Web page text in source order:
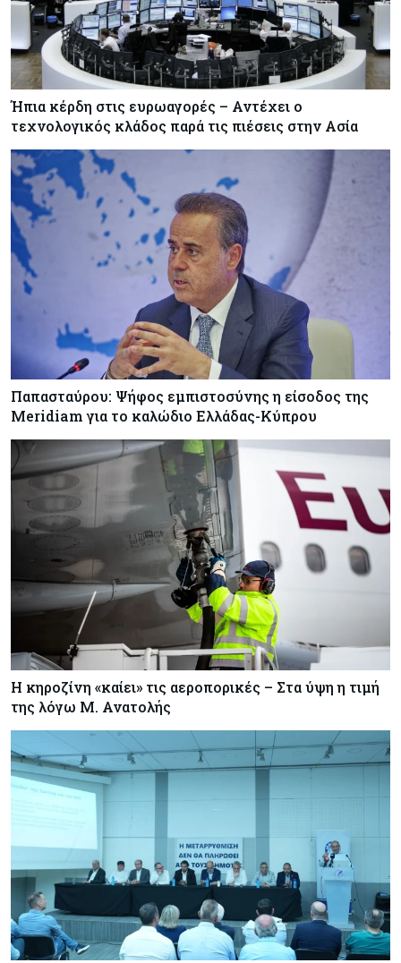
Ήπια κέρδη στις ευρωαγορές – Αντέχει ο
τεχνολογικός κλάδος παρά τις πιέσεις στην Ασία
Παπασταύρου: Ψήφος εμπιστοσύνης η είσοδος της
Meridiam για το καλώδιο Ελλάδας-Κύπρου
Η κηροζίνη «καίει» τις αεροπορικές – Στα ύψη η τιμή
της λόγω Μ. Ανατολής